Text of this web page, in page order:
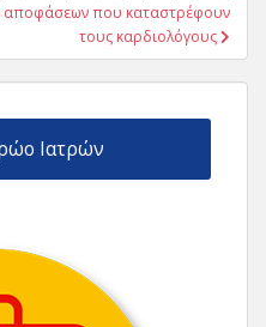
αποφάσεων που καταστρέφουν
τους καρδιολόγους
Ιατρών